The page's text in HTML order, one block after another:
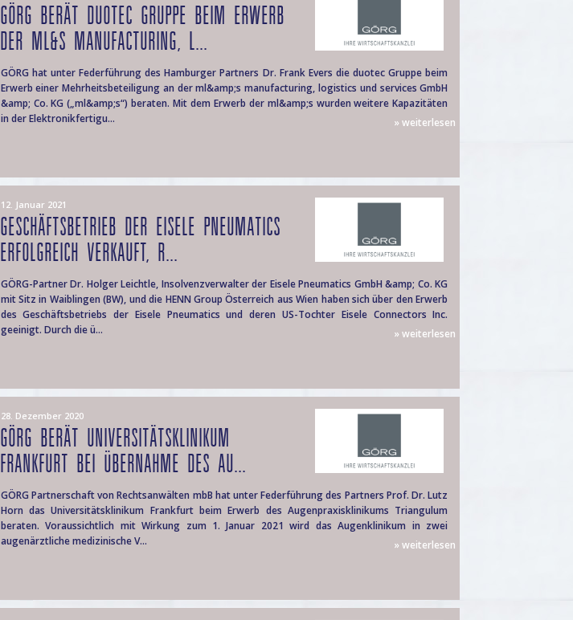
GÖRG BERÄT DUOTEC GRUPPE BEIM ERWERB
DER ML&S MANUFACTURING, L...
GÖRG hat unter Federführung des Hamburger Partners Dr. Frank Evers die duotec Gruppe beim
Erwerb einer Mehrheitsbeteiligung an der ml&amp;s manufacturing, logistics und services GmbH
&amp; Co. KG („ml&amp;s“) beraten. Mit dem Erwerb der ml&amp;s wurden weitere Kapazitäten
in der Elektronikfertigu...
» weiterlesen
12. Januar 2021
GESCHÄFTSBETRIEB DER EISELE PNEUMATICS
ERFOLGREICH VERKAUFT, R...
GÖRG-Partner Dr. Holger Leichtle, Insolvenzverwalter der Eisele Pneumatics GmbH &amp; Co. KG
mit Sitz in Waiblingen (BW), und die HENN Group Österreich aus Wien haben sich über den Erwerb
des Geschäftsbetriebs der Eisele Pneumatics und deren US-Tochter Eisele Connectors Inc.
geeinigt. Durch die ü...
» weiterlesen
28. Dezember 2020
GÖRG BERÄT UNIVERSITÄTSKLINIKUM
FRANKFURT BEI ÜBERNAHME DES AU...
GÖRG Partnerschaft von Rechtsanwälten mbB hat unter Federführung des Partners Prof. Dr. Lutz
Horn das Universitätsklinikum Frankfurt beim Erwerb des Augenpraxisklinikums Triangulum
beraten. Voraussichtlich mit Wirkung zum 1. Januar 2021 wird das Augenklinikum in zwei
augenärztliche medizinische V...
» weiterlesen